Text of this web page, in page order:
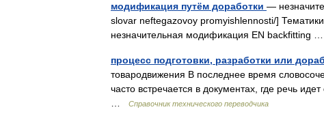
модификация путём доработки —
slovar neftegazovoy promyishlennosti/]
незначительная модификация EN backfitting
процесс подготовки, разработки или
товародвижения В последнее время
часто встречается в документах, где речь
Справочник технического переводчика